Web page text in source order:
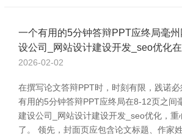
一个有用的5分钟答辩PPT应终局毫
设公司_网站设计建设开发_seo优化
2026-02-02
在撰写论文答辩PPT时，时刻有限，践诺
有用的5分钟答辩PPT应终局在8-12页之间
建设公司_网站设计建设开发_seo优化，重
了。 领先，封面页应包含论文标题、作家